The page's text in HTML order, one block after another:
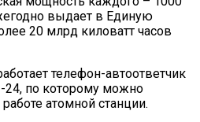
выдает в Единую
20 млрд киловатт часов
телефон-автоответчик
24, по которому можно
атомной станции.